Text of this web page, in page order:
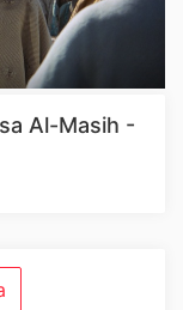
Al-Masih -